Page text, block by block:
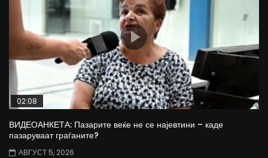
02:08
ВИДЕОАНКЕТА: Пазарите веќе не се најевтини – каде
пазаруваат граѓаните?
АВГУСТ 5, 2026